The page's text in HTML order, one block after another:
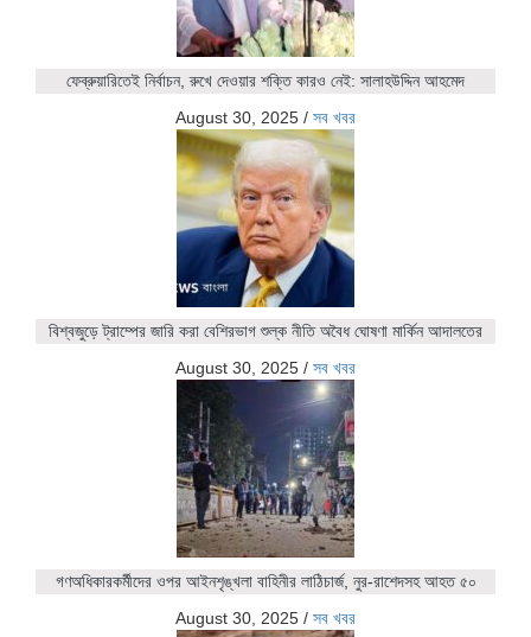
ফেব্রুয়ারিতেই নির্বাচন, রুখে দেওয়ার শক্তি কারও নেই: সালাহউদ্দিন আহমেদ
August 30, 2025 / সব খবর
বিশ্বজুড়ে ট্রাম্পের জারি করা বেশিরভাগ শুল্ক নীতি অবৈধ ঘোষণা মার্কিন আদালতের
August 30, 2025 / সব খবর
গণঅধিকারকর্মীদের ওপর আইনশৃঙ্খলা বাহিনীর লাঠিচার্জ, নুর-রাশেদসহ আহত ৫০
August 30, 2025 / সব খবর